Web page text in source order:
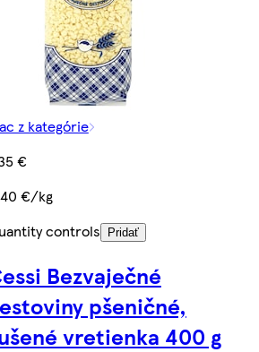
z kategórie
€
€/kg
controls
Pridať
Bezvaječné
pšeničné,
vretienka 400 g